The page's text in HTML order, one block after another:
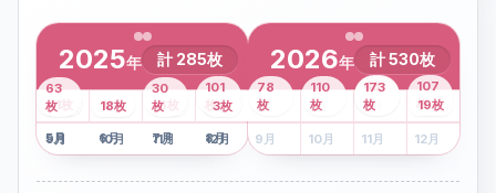
2025年 計 285枚
1月
2枚 2月 3月 4月
8枚
5月
41 枚
6月
13枚
7月
6枚
8月
101
枚
9月
63
枚
10月
18枚
11月
30
枚
12月
3枚
2026年 計530枚
1月 2月 3月
43
枚
4月
107
枚
5 月
78
枚
6月
110
枚
7月
173
枚
8月
19枚
9 月 10月 11月 12月